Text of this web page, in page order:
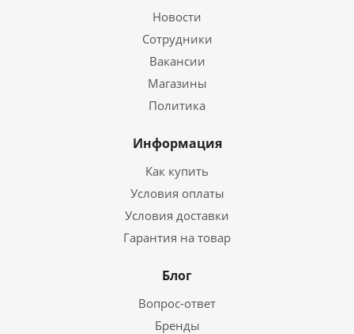
Новости
Сотрудники
Вакансии
Магазины
Политика
Информация
Как купить
Условия оплаты
Условия доставки
Гарантия на товар
Блог
Вопрос-ответ
Бренды